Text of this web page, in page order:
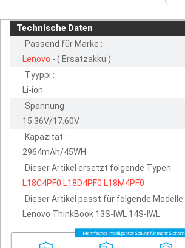
Technische Daten
Passend für Marke :
Lenovo - ( Ersatzakku )
Tyyppi :
Li-ion
Spannung :
15.36V/17.60V
Kapazität :
2964mAh/45WH
Dieser Artikel ersetzt folgende Typen:
L18C4PF0 L18D4PF0 L18M4PF0
Dieser Artikel passt für folgende Modelle:
Lenovo ThinkBook 13S-IWL 14S-IWL